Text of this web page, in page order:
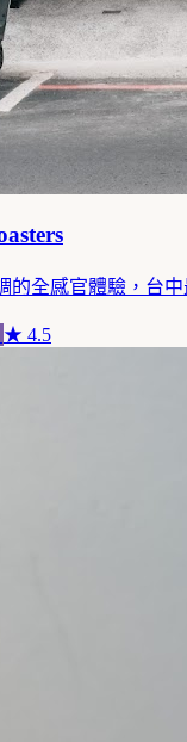
的全感官體驗，台
★ 4.5